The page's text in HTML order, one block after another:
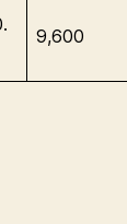
9,600